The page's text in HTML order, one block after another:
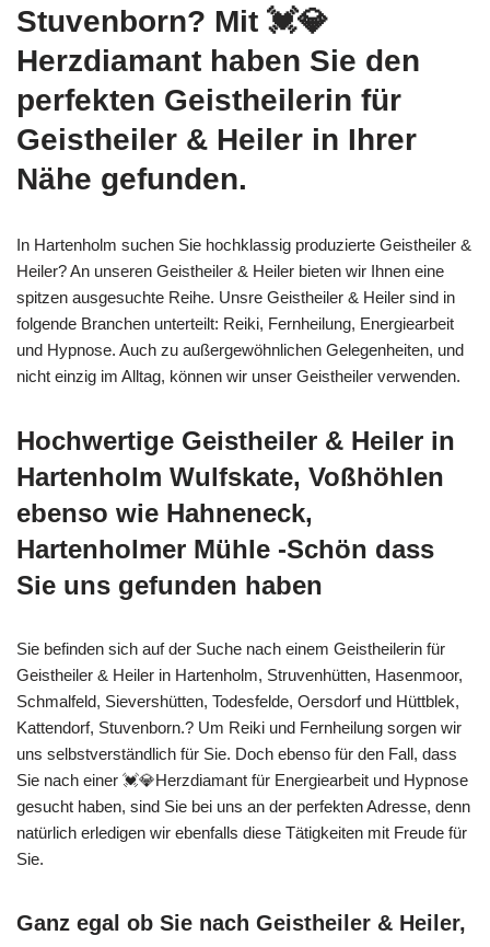
Stuvenborn? Mit 💓️💎
Herzdiamant haben Sie den
perfekten Geistheilerin für
Geistheiler & Heiler in Ihrer
Nähe gefunden.
In Hartenholm suchen Sie hochklassig produzierte Geistheiler &
Heiler? An unseren Geistheiler & Heiler bieten wir Ihnen eine
spitzen ausgesuchte Reihe. Unsre Geistheiler & Heiler sind in
folgende Branchen unterteilt: Reiki, Fernheilung, Energiearbeit
und Hypnose. Auch zu außergewöhnlichen Gelegenheiten, und
nicht einzig im Alltag, können wir unser Geistheiler verwenden.
Hochwertige Geistheiler & Heiler in
Hartenholm Wulfskate, Voßhöhlen
ebenso wie Hahneneck,
Hartenholmer Mühle -Schön dass
Sie uns gefunden haben
Sie befinden sich auf der Suche nach einem Geistheilerin für
Geistheiler & Heiler in Hartenholm, Struvenhütten, Hasenmoor,
Schmalfeld, Sievershütten, Todesfelde, Oersdorf und Hüttblek,
Kattendorf, Stuvenborn.? Um Reiki und Fernheilung sorgen wir
uns selbstverständlich für Sie. Doch ebenso für den Fall, dass
Sie nach einer 💓️💎Herzdiamant für Energiearbeit und Hypnose
gesucht haben, sind Sie bei uns an der perfekten Adresse, denn
natürlich erledigen wir ebenfalls diese Tätigkeiten mit Freude für
Sie.
Ganz egal ob Sie nach Geistheiler & Heiler,